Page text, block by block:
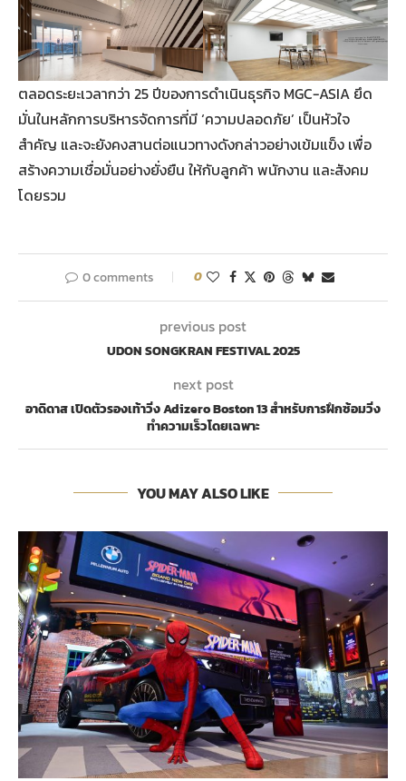
ตลอดระยะเวลากว่า 25 ปีของการดำเนินธุรกิจ MGC-ASIA ยึด
มั่นในหลักการบริหารจัดการที่มี ‘ความปลอดภัย’ เป็นหัวใจ
สำคัญ และจะยังคงสานต่อแนวทางดังกล่าวอย่างเข้มแข็ง เพื่อ
สร้างความเชื่อมั่นอย่างยั่งยืน ให้กับลูกค้า พนักงาน และสังคม
โดยรวม
0 comments 0
previous post
UDON SONGKRAN FESTIVAL 2025
next post
อาดิดาส เปิดตัวรองเท้าวิ่ง Adizero Boston 13 สำหรับการฝึกซ้อมวิ่ง
ทำความเร็วโดยเฉพาะ
YOU MAY ALSO LIKE